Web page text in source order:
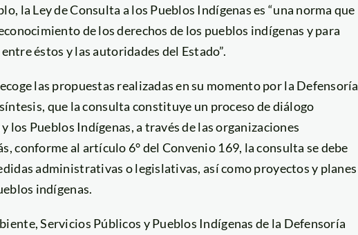
la Ley de Consulta a los Pueblos Indígenas es “una norma que
de los derechos de los pueblos indígenas y para
éstos y las autoridades del Estado”.
las propuestas realizadas en su momento por la Defensoría
que la consulta constituye un proceso de diálogo
los Pueblos Indígenas, a través de las organizaciones
conforme al artículo 6° del Convenio 169, la consulta se debe
administrativas o legislativas, así como proyectos y planes
indígenas.
Servicios Públicos y Pueblos Indígenas de la Defensoría